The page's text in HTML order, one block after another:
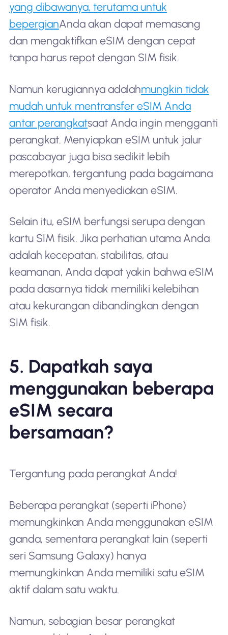
yang dibawanya, terutama untuk
bepergianAnda akan dapat memasang
dan mengaktifkan eSIM dengan cepat
tanpa harus repot dengan SIM fisik.
Namun kerugiannya adalahmungkin tidak
mudah untuk mentransfer eSIM Anda
antar perangkatsaat Anda ingin mengganti
perangkat. Menyiapkan eSIM untuk jalur
pascabayar juga bisa sedikit lebih
merepotkan, tergantung pada bagaimana
operator Anda menyediakan eSIM.
Selain itu, eSIM berfungsi serupa dengan
kartu SIM fisik. Jika perhatian utama Anda
adalah kecepatan, stabilitas, atau
keamanan, Anda dapat yakin bahwa eSIM
pada dasarnya tidak memiliki kelebihan
atau kekurangan dibandingkan dengan
SIM fisik.
5. Dapatkah saya
menggunakan beberapa
eSIM secara
bersamaan?
Tergantung pada perangkat Anda!
Beberapa perangkat (seperti iPhone)
memungkinkan Anda menggunakan eSIM
ganda, sementara perangkat lain (seperti
seri Samsung Galaxy) hanya
memungkinkan Anda memiliki satu eSIM
aktif dalam satu waktu.
Namun, sebagian besar perangkat